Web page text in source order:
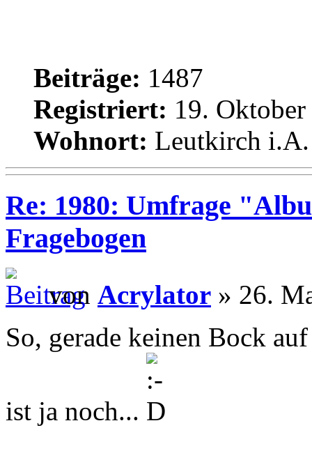
Beiträge: 1487
Registriert: 19.
Wohnort: Leutkirch i.A.
Re: 1980: Umfrage
Fragebogen
von Acrylator » 26.
So, gerade keinen Bock
ist ja noch...